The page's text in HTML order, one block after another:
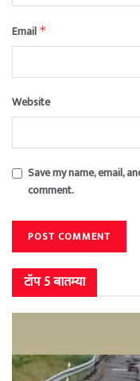
Email *
Website
Save my name, email,
comment.
टॉप 5 बातम्या